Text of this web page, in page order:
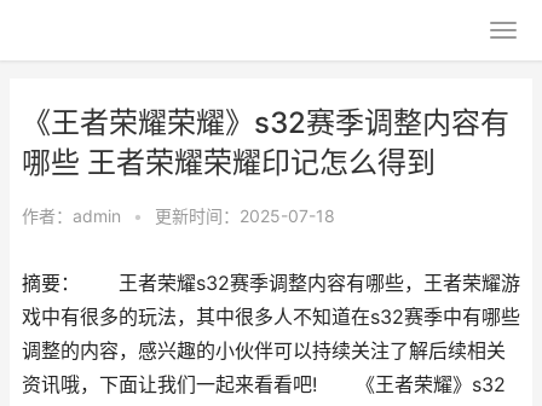
《王者荣耀荣耀》s32赛季调整内容有
哪些 王者荣耀荣耀印记怎么得到
作者： admin • 更新时间：2025-07-18
摘要： 王者荣耀s32赛季调整内容有哪些，王者荣耀游
戏中有很多的玩法，其中很多人不知道在s32赛季中有哪些
调整的内容，感兴趣的小伙伴可以持续关注了解后续相关
资讯哦，下面让我们一起来看看吧! 《王者荣耀》s32